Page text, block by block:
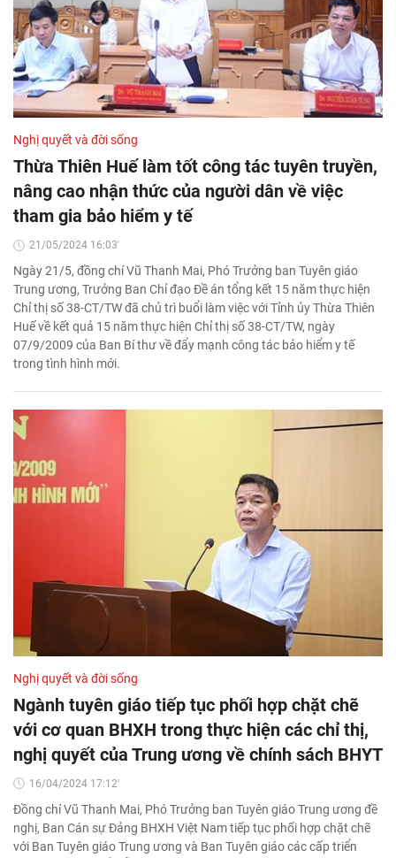
Nghị quyết và đời sống
Thừa Thiên Huế làm tốt công tác tuyên truyền,
nâng cao nhận thức của người dân về việc
tham gia bảo hiểm y tế
21/05/2024 16:03'
Ngày 21/5, đồng chí Vũ Thanh Mai, Phó Trưởng ban Tuyên giáo
Trung ương, Trưởng Ban Chỉ đạo Đề án tổng kết 15 năm thực hiện
Chỉ thị số 38-CT/TW đã chủ trì buổi làm việc với Tỉnh ủy Thừa Thiên
Huế về kết quả 15 năm thực hiện Chỉ thị số 38-CT/TW, ngày
07/9/2009 của Ban Bí thư về đẩy mạnh công tác bảo hiểm y tế
trong tình hình mới.
Nghị quyết và đời sống
Ngành tuyên giáo tiếp tục phối hợp chặt chẽ
với cơ quan BHXH trong thực hiện các chỉ thị,
nghị quyết của Trung ương về chính sách BHYT
16/04/2024 17:12'
Đồng chí Vũ Thanh Mai, Phó Trưởng ban Tuyên giáo Trung ương đề
nghị, Ban Cán sự Đảng BHXH Việt Nam tiếp tục phối hợp chặt chẽ
với Ban Tuyên giáo Trung ương và Ban Tuyên giáo các cấp triển